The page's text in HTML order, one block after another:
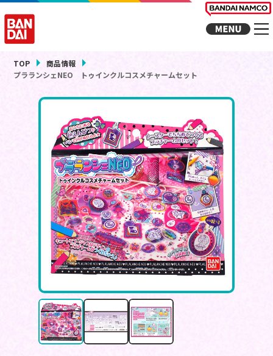
TOP
商品情報
プラランシェNEO トゥインクルコスメチャームセット